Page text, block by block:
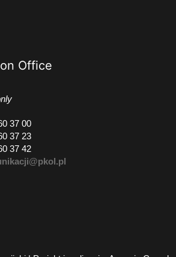
Office
37 00
37 23
37 42